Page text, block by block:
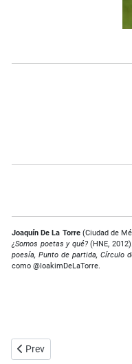
Joaquín De La Torre(Ciudad de
¿Somos poetas y qué?(HNE,
poesía, Punto de partida, Círculo
como @IoakimDeLaTorre.
Previous article: Vampiros
Prev